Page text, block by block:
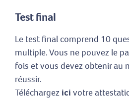
Test final
Le test final comprend 10
multiple. Vous ne pouvez le
fois et vous devez obtenir au
réussir.
Téléchargez ici votre